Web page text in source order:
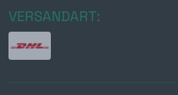
VERSANDART: